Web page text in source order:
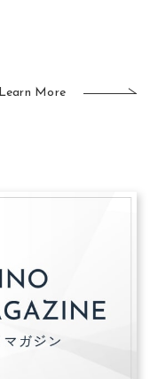
Learn More